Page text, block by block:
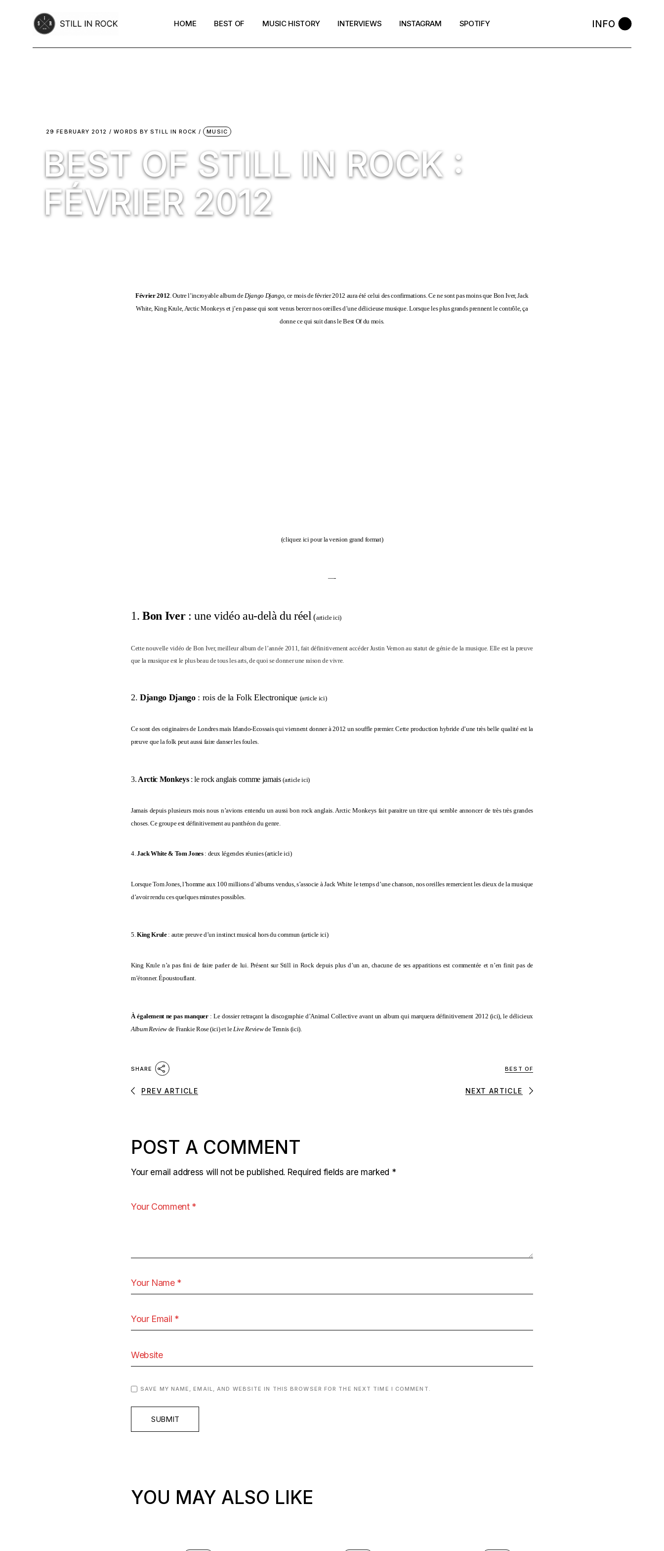
HOME BEST OF MUSIC HISTORY INTERVIEWS INSTAGRAM SPOTIFY INFO
29 FEBRUARY 2012 WORDS BYSTILL IN ROCK MUSIC
BEST OF STILL IN ROCK :
FÉVRIER 2012
Février 2012. Outre l’incroyable album deDjango Django, ce mois de février 2012 aura été celui des confirmations. Ce ne sont pas moins que Bon Iver, Jack
White, King Krule, Arctic Monkeys et j’en passe qui sont venus bercer nos oreilles d’une délicieuse musique. Lorsque les plus grands prennent le contrôle, ça
donne ce qui suit dans le Best Of du mois.
(cliquez ici pour la version grand format)
—-
1. Bon Iver: une vidéo au-delà du réel(article ici)
Cette nouvelle vidéo de Bon Iver, meilleur album de l’année 2011, fait définitivement accéder Justin Vernon au statut de génie de la musique. Elle est la preuve
que la musique est le plus beau de tous les arts, de quoi se donner une raison de vivre.
2. Django Django: rois de la Folk Electronique (article ici)
Ce sont des originaires de Londres mais Irlando-Ecossais qui viennent donner à 2012 un souffle premier. Cette production hybride d’une très belle qualité est la
preuve que la folk peut aussi faire danser les foules.
3. Arctic Monkeys: le rock anglais comme jamais (article ici)
Jamais depuis plusieurs mois nous n’avions entendu un aussi bon rock anglais. Arctic Monkeys fait paraitre un titre qui semble annoncer de très très grandes
choses. Ce groupe est définitivement au panthéon du genre.
4.Jack White & Tom Jones : deux légendes réunies (article ici)
Lorsque Tom Jones, l’homme aux 100 millions d’albums vendus, s’associe à Jack White le temps d’une chanson, nos oreilles remercient les dieux de la musique
d’avoir rendu ces quelques minutes possibles.
5.King Krule: autre preuve d’un instinct musical hors du commun (article ici)
King Krule n’a pas fini de faire parler de lui. Présent sur Still in Rock depuis plus d’un an, chacune de ses apparitions est commentée et n’en finit pas de
m’étonner. Époustouflant.
À également ne pas manquer: Le dossier retraçant la discographie d’Animal Collective avant un album qui marquera définitivement 2012 (ici), le délicieux
Album Reviewde Frankie Rose (ici) et leLive Reviewde Tennis (ici).
SHARE BEST OF
PREV ARTICLE NEXT ARTICLE
POST A COMMENT
Your email address will not be published. Required fields are marked *
SAVE MY NAME, EMAIL, AND WEBSITE IN THIS BROWSER FOR THE NEXT TIME I COMMENT.
SUBMIT
YOU MAY ALSO LIKE